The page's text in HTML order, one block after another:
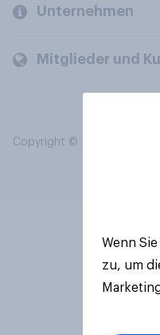
Unternehmen
Mitglieder und
Copyright © 2026 YouGov
Wenn
zu, um